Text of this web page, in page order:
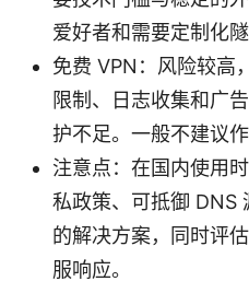
爱好者和需要定制化隧
免费 VPN：风险较高
限制、日志收集和广
护不足。一般不建议
注意点：在国内使用
私政策、可抵御 DNS
的解决方案，同时评
服响应。